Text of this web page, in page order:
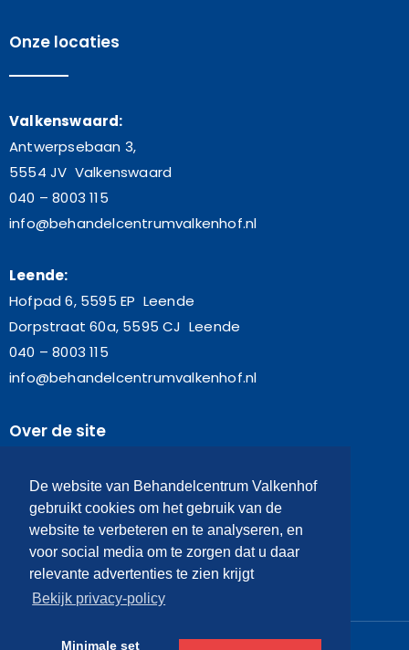
De website van Behandelcentrum Valkenhof
gebruikt cookies om het gebruik van de
website te verbeteren en te analyseren, en
voor social media om te zorgen dat u daar
relevante advertenties te zien krijgt
Bekijk privacy-policy
Minimale set
Onze locaties
Valkenswaard:
Antwerpsebaan 3,
5554 JV Valkenswaard
040 – 8003 115
info@behandelcentrumvalkenhof.nl
Leende:
Hofpad 6, 5595 EP Leende
Dorpstraat 60a, 5595 CJ Leende
040 – 8003 115
info@behandelcentrumvalkenhof.nl
Over de site
Home
Algemene voorwaarden
Contact
Privacybeleid